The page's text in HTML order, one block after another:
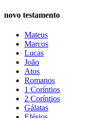
novo testamento
Mateus
Marcos
Lucas
João
Atos
Romanos
1 Coríntios
2 Coríntios
Gálatas